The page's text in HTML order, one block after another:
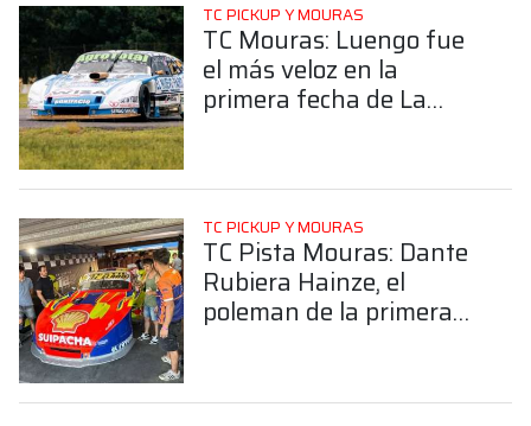
TC PICKUP Y MOURAS
TC Mouras: Luengo fue
el más veloz en la
primera fecha de La
TC PICKUP Y MOURAS
TC Pista Mouras: Dante
Rubiera Hainze, el
poleman de la primera